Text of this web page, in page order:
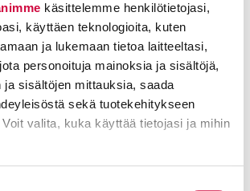
käsittelemme henkilötietojasi,
käyttäen teknologioita, kuten
ja lukemaan tietoa laitteeltasi,
personoituja mainoksia ja sisältöjä,
ja sisältöjen mittauksia, saada
sekä tuotekehitykseen
valita, kuka käyttää tietojasi ja mihin
myös Karita valmistelee tulevaa
siivoaa ja tekee tehtäviä
helpottaa toimintaa ja syksyn aloitusta.
lomalle, kun kaikki on valmiina!
vakinaiset ohjaajat saavat
vaikka koko kesäkuun.